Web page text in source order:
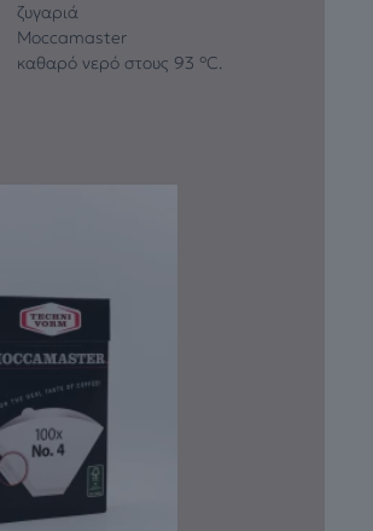
ζυγαριά
Moccamaster
καθαρό νερό στους 93 °C.